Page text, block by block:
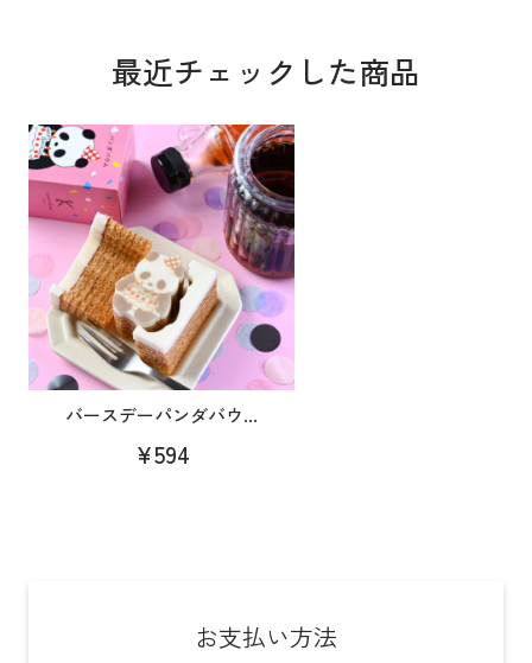
最近チェックした商品
バースデーパンダバウ...
¥594
お支払い方法